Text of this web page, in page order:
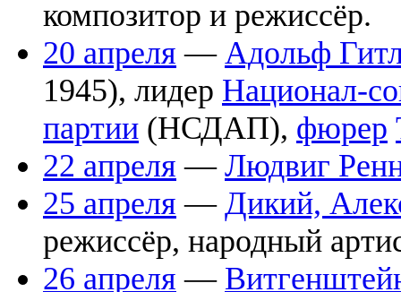
композитор и режиссёр.
20 апреля — Адольф
1945), лидер Национал-
партии (НСДАП), фюрер
22 апреля — Людвиг
25 апреля — Дикий,
режиссёр, народный
26 апреля —